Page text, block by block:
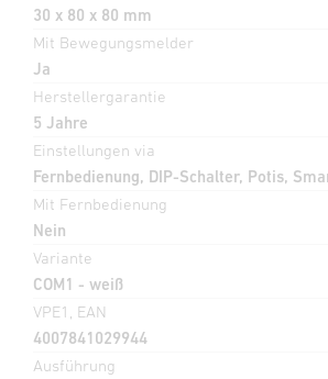
30 x 80 x 80 mm
Mit Bewegungsmelder
Ja
Herstellergarantie
5 Jahre
Einstellungen via
Fernbedienung, DIP-Schalter, Potis,
Mit Fernbedienung
Nein
Variante
COM1 - weiß
VPE1, EAN
4007841029944
Ausführung